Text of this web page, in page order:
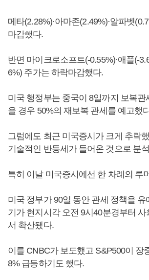
메타(2.28%)·아마존(2.49%)·알파벳
마감했다.
반면 마이크로소프트(-0.55%)·애플(-
6%) 주가는 하락마감했다.
미국 행정부는 중국이 8일까지 보복관
을 경우 50%의 재보복 관세를 예고했
그럼에도 최근 미국증시가 크게 추락
기술적인 반등세가 들어온 것으로 분
특히 이날 미국증시에선 한 차례의 루
미국 정부가 90일 동안 관세 정책을
기가 현지시각 오전 9시40분경부터 사
서 확산됐다.
이를 CNBC가 보도했고 S&P500이 장
8% 급등하기도 했다.